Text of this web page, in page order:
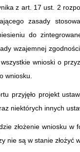
z art. 17 ust. 2
zasady
do
wzajemnej
wnioski o
wniosku.
przyjęło projekt
niektórych innych
złożenie wniosku
nie są w stanie złożyć